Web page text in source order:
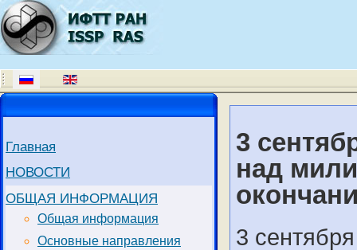
Главная
НОВОСТИ
ОБЩАЯ ИНФОРМАЦИЯ
Общая информация
Основные направления
3
над
3